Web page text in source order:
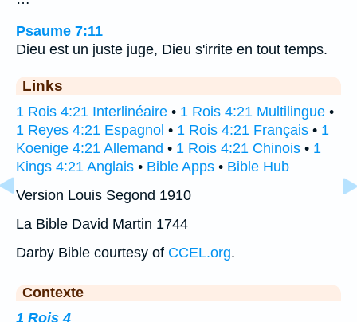
Psaume 7:11
Dieu est un juste juge, Dieu s'irrite en tout temps.
Links
1 Rois 4:21 Interlinéaire • 1 Rois 4:21 Multilingue •
1 Reyes 4:21 Espagnol • 1 Rois 4:21 Français • 1
Koenige 4:21 Allemand • 1 Rois 4:21 Chinois • 1
Kings 4:21 Anglais • Bible Apps • Bible Hub
Version Louis Segond 1910
La Bible David Martin 1744
Darby Bible courtesy of CCEL.org.
Contexte
1 Rois 4